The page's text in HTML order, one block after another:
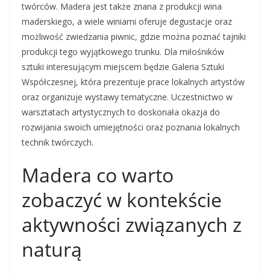
twórców. Madera jest także znana z produkcji wina
maderskiego, a wiele winiarni oferuje degustacje oraz
możliwość zwiedzania piwnic, gdzie można poznać tajniki
produkcji tego wyjątkowego trunku. Dla miłośników
sztuki interesującym miejscem będzie Galeria Sztuki
Współczesnej, która prezentuje prace lokalnych artystów
oraz organizuje wystawy tematyczne. Uczestnictwo w
warsztatach artystycznych to doskonała okazja do
rozwijania swoich umiejętności oraz poznania lokalnych
technik twórczych.
Madera co warto
zobaczyć w kontekście
aktywności związanych z
naturą